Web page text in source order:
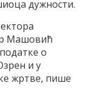
дужности.
Машовић
о
и у
жртве, пише